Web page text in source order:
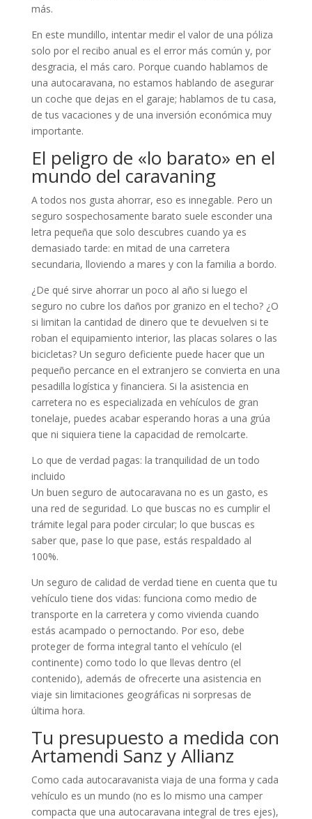
más.
En este mundillo, intentar medir el valor de una póliza
solo por el recibo anual es el error más común y, por
desgracia, el más caro. Porque cuando hablamos de
una autocaravana, no estamos hablando de asegurar
un coche que dejas en el garaje; hablamos de tu casa,
de tus vacaciones y de una inversión económica muy
importante.
El peligro de «lo barato» en el
mundo del caravaning
A todos nos gusta ahorrar, eso es innegable. Pero un
seguro sospechosamente barato suele esconder una
letra pequeña que solo descubres cuando ya es
demasiado tarde: en mitad de una carretera
secundaria, lloviendo a mares y con la familia a bordo.
¿De qué sirve ahorrar un poco al año si luego el
seguro no cubre los daños por granizo en el techo? ¿O
si limitan la cantidad de dinero que te devuelven si te
roban el equipamiento interior, las placas solares o las
bicicletas? Un seguro deficiente puede hacer que un
pequeño percance en el extranjero se convierta en una
pesadilla logística y financiera. Si la asistencia en
carretera no es especializada en vehículos de gran
tonelaje, puedes acabar esperando horas a una grúa
que ni siquiera tiene la capacidad de remolcarte.
Lo que de verdad pagas: la tranquilidad de un todo
incluido
Un buen seguro de autocaravana no es un gasto, es
una red de seguridad. Lo que buscas no es cumplir el
trámite legal para poder circular; lo que buscas es
saber que, pase lo que pase, estás respaldado al
100%.
Un seguro de calidad de verdad tiene en cuenta que tu
vehículo tiene dos vidas: funciona como medio de
transporte en la carretera y como vivienda cuando
estás acampado o pernoctando. Por eso, debe
proteger de forma integral tanto el vehículo (el
continente) como todo lo que llevas dentro (el
contenido), además de ofrecerte una asistencia en
viaje sin limitaciones geográficas ni sorpresas de
última hora.
Tu presupuesto a medida con
Artamendi Sanz y Allianz
Como cada autocaravanista viaja de una forma y cada
vehículo es un mundo (no es lo mismo una camper
compacta que una autocaravana integral de tres ejes),